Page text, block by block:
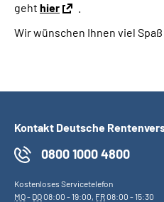
geht hier
Wir wünschen Ihnen viel
Kontakt Deutsche
0800 1000 4800
Kostenloses Servicetelefon
MO- DO08:00 - 19:00, FR08:00 - 15:30